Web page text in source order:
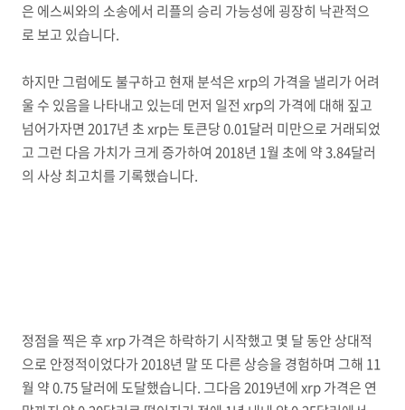
은 에스씨와의 소송에서 리플의 승리 가능성에 굉장히 낙관적으
로 보고 있습니다.
하지만 그럼에도 불구하고 현재 분석은 xrp의 가격을 낼리가 어려
울 수 있음을 나타내고 있는데 먼저 일전 xrp의 가격에 대해 짚고
넘어가자면 2017년 초 xrp는 토큰당 0.01달러 미만으로 거래되었
고 그런 다음 가치가 크게 증가하여 2018년 1월 초에 약 3.84달러
의 사상 최고치를 기록했습니다.
정점을 찍은 후 xrp 가격은 하락하기 시작했고 몇 달 동안 상대적
으로 안정적이었다가 2018년 말 또 다른 상승을 경험하며 그해 11
월 약 0.75 달러에 도달했습니다. 그다음 2019년에 xrp 가격은 연